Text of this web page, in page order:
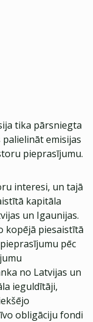
tika pārsniegta
emisijas
pieprasījumu.
interesi, un tajā
kapitāla
un Igaunijas.
kopējā piesaistītā
pēc
no Latvijas un
ieguldītāji,
obligāciju fondi